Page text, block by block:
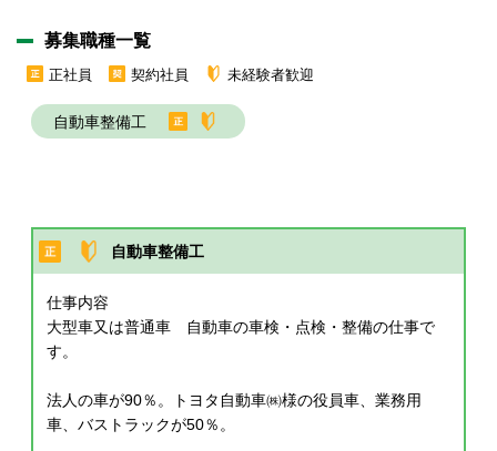
募集職種一覧
正社員 契約社員 未経験者歓迎
自動車整備工
自動車整備工
仕事内容
大型車又は普通車 自動車の車検・点検・整備の仕事で
す。
法人の車が90％。トヨタ自動車㈱様の役員車、業務用
車、バストラックが50％。